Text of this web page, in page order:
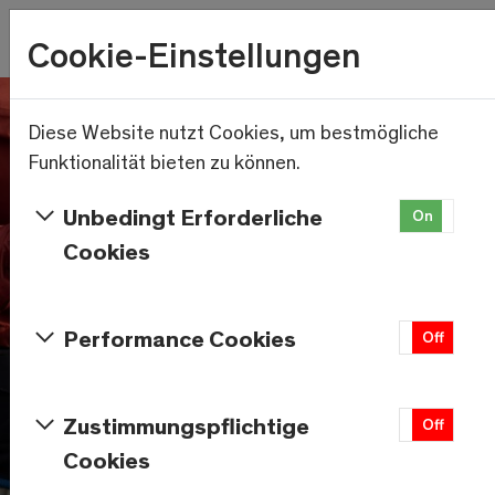
Skip to main content
22.9°C
Wetter
Cookie-Einstellungen
Diese Website nutzt Cookies, um bestmögliche
Funktionalität bieten zu können.
Unbedingt Erforderliche
Cookies
On
Performance Cookies Off
Zustimmungspflichtige
Cookies
Off